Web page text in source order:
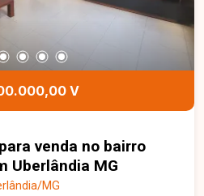
Jardim Canaã. Agende
todos os detalhes
V
venda no bairro
Uberlândia MG
MG